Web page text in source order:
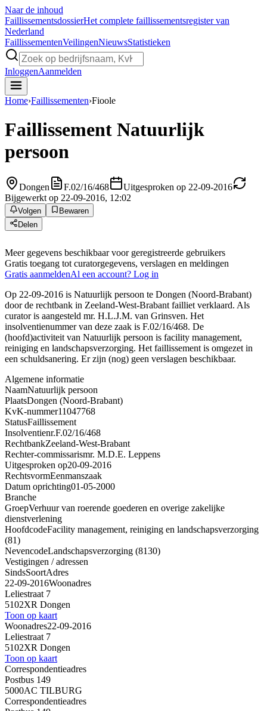
Naar de inhoud
FaillissementsdossierHet complete faillissementsregister van
Nederland
FaillissementenVeilingenNieuwsStatistieken
InloggenAanmelden
Home›Faillissementen›Fioole
Faillissement Natuurlijk
persoon
Dongen F.02/16/468
Uitgesproken op 22-09-2016
Bijgewerkt op 22-09-2016, 12:02
Volgen
Bewaren
Delen
Meer gegevens beschikbaar voor geregistreerde gebruikers
Gratis toegang tot curatorgegevens, verslagen en meldingen
Gratis aanmeldenAl een account? Log in
Op 22-09-2016 is Natuurlijk persoon te Dongen (Noord-Brabant)
door de rechtbank in Zeeland-West-Brabant failliet verklaard. Als
curator is aangesteld mr. H.L.J.M. van Grinsven. Het
insolventienummer van deze zaak is F.02/16/468. De
(hoofd)activiteit van Natuurlijk persoon is facility management,
reiniging en landschapsverzorging. Het faillissement is omgezet in
een schuldsanering. Er zijn (nog) geen verslagen beschikbaar.
Algemene informatie
NaamNatuurlijk persoon
PlaatsDongen (Noord-Brabant)
KvK-nummer11047768
StatusFaillissement
Insolventienr.F.02/16/468
RechtbankZeeland-West-Brabant
Rechter-commissarismr. M.D.E. Leppens
Uitgesproken op20-09-2016
RechtsvormEenmanszaak
Datum oprichting01-05-2000
Branche
GroepVerhuur van roerende goederen en overige zakelijke
dienstverlening
HoofdcodeFacility management, reiniging en landschapsverzorging
(81)
NevencodeLandschapsverzorging (8130)
Vestigingen / adressen
SindsSoortAdres
22-09-2016Woonadres
Leliestraat 7
5102XR Dongen
Toon op kaart
Woonadres22-09-2016
Leliestraat 7
5102XR Dongen
Toon op kaart
Correspondentieadres
Postbus 149
5000AC TILBURG
Correspondentieadres